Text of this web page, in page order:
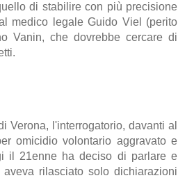
di stabilire con più precisione
medico legale Guido Viel (perito
Vanin, che dovrebbe cercare di
Verona, l'interrogatorio, davanti al
omicidio volontario aggravato e
il 21enne ha deciso di parlare e
rilasciato solo dichiarazioni